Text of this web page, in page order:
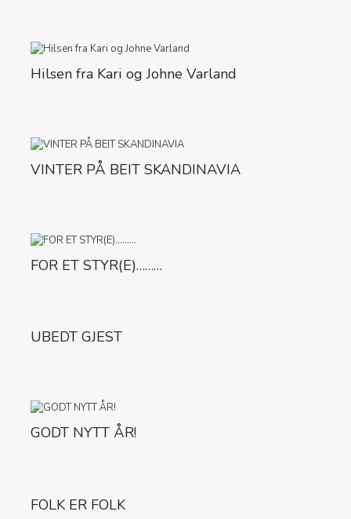
Hilsen fra Kari og Johne Varland
VINTER PÅ BEIT SKANDINAVIA
FOR ET STYR(E)………
UBEDT GJEST
GODT NYTT ÅR!
FOLK ER FOLK